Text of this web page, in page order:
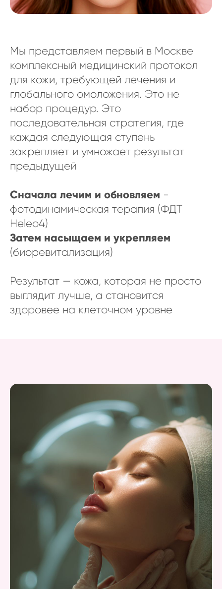
Мы представляем первый в Москве
комплексный медицинский протокол
для кожи, требующей лечения и
глобального омоложения. Это не
набор процедур. Это
последовательная стратегия, где
каждая следующая ступень
закрепляет и умножает результат
предыдущей
Сначала лечим и обновляем -
фотодинамическая терапия (ФДТ
Heleo4)
Затем насыщаем и укрепляем
(биоревитализация)
Результат — кожа, которая не просто
выглядит лучше, а становится
здоровее на клеточном уровне